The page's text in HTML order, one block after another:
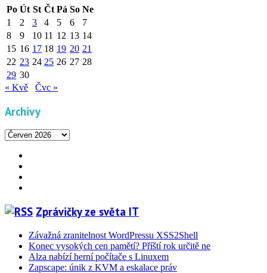
Po Út St Čt Pá So Ne
1
2 3 4 5 6
7
8
9 10 11 12 13 14
15 16 17 18 19 20 21
22 23 24 25 26 27 28
29 30
« Kvě
Čvc »
Archivy
Archivy
Zprávičky ze světa IT
Závažná zranitelnost WordPressu XSS2Shell
Konec vysokých cen pamětí? Příští rok určitě ne
Alza nabízí herní počítače s Linuxem
Zapscape: únik z KVM a eskalace práv